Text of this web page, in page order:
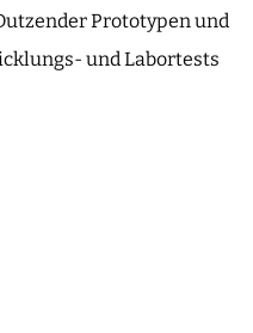
Prototypen und
und Labortests